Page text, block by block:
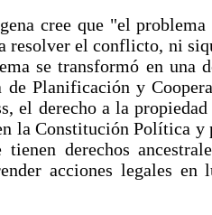
cree que "el problema
resolver el conflicto, ni
se transformó en una
Planificación y
el derecho a la
la Constitución Política y
derechos
acciones legales en